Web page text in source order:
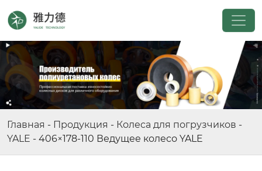
Главная - Продукция - Колеса для погрузчиков -
YALE - 406×178-110 Ведущее колесо YALE